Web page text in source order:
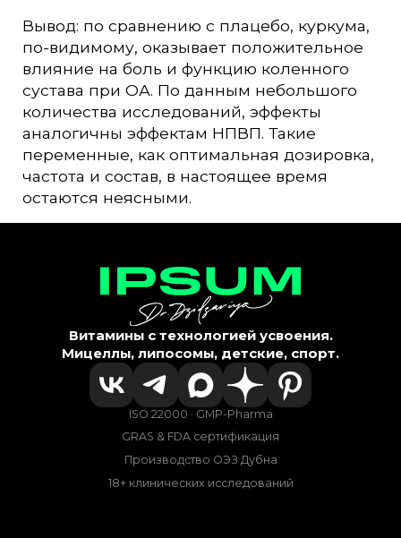
Вывод: по сравнению с плацебо, куркума,
по-видимому, оказывает положительное
влияние на боль и функцию коленного
сустава при ОА. По данным небольшого
количества исследований, эффекты
аналогичны эффектам НПВП. Такие
переменные, как оптимальная дозировка,
частота и состав, в настоящее время
остаются неясными.
Витамины с технологией усвоения.
Мицеллы, липосомы, детские, спорт.
ISO 22000 · GMP-Pharma
GRAS & FDA сертификация
Производство ОЭЗ Дубна
18+ клинических исследований